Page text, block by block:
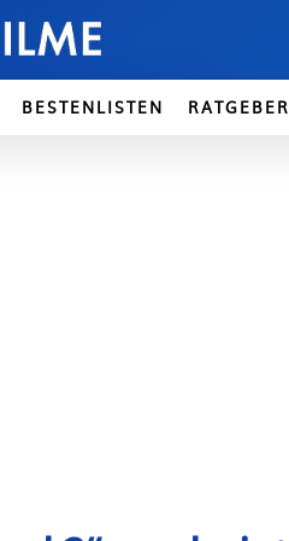
BESTENLISTEN RATGEBER